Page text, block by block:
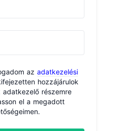
azadatkezelési
hozzájárulok
részemre
el a megadott